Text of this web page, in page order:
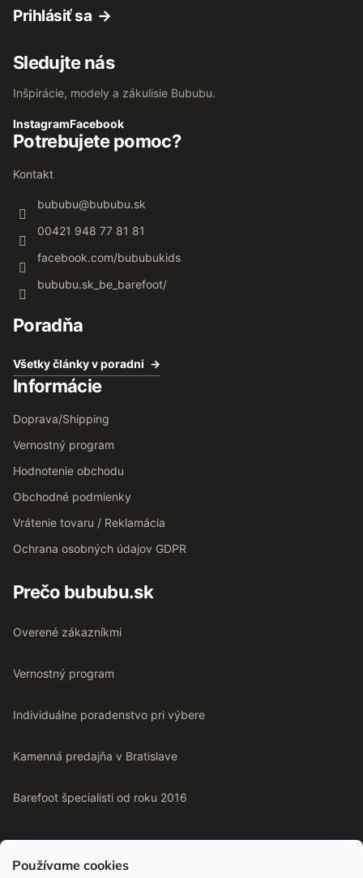
Používame cookies
Prihlásiť sa
Sledujte nás
Inšpirácie, modely a zákulisie Bububu.
InstagramFacebook
Potrebujete pomoc?
Kontakt
bububu@bububu.sk
00421 948 77 81 81
facebook.com/bububukids
bububu.sk_be_barefoot/
Poradňa
Všetky články v poradni
Informácie
Doprava/Shipping
Vernostný program
Hodnotenie obchodu
Obchodné podmienky
Vrátenie tovaru / Reklamácia
Ochrana osobných údajov GDPR
Prečo bububu.sk
Overené zákazníkmi
Vernostný program
Individuálne poradenstvo pri výbere
Kamenná predajňa v Bratislave
Barefoot špecialisti od roku 2016